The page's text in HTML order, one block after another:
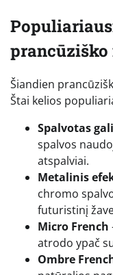
Šiandien
Štai kelios
Spalvotas
spalvos
atspalviai.
Metalinis
chromo
futuristinį
Micro French
atrodo ypač
Ombre